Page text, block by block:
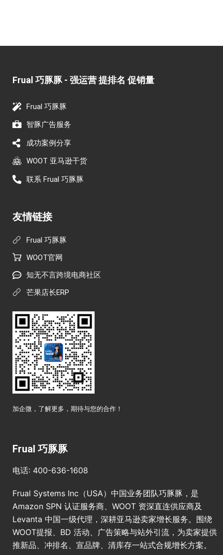
Frual 巧豚豚 - 强运营 提排名 促销量​
Frual 巧豚豚
智豚广告服务
成功案例分享
WOOT 亚马逊干货
联系 Frual 巧豚豚
友情链接
Frual 巧豚豚
WOOT官网
知无不言跨境电商社区
芒果店长ERP
加企微，了解更多，期待与您的合作！
Frual 巧豚豚
电话: 400-636-1608
Frual Systems Inc（USA）中国业务团队巧豚豚，是
Amazon SPN 认证服务商、WOOT 资深直连供应商及
Levanta 中国一级代理，深耕亚马逊卖家增长服务。围绕
WOOT提报、BD 活动、广告策略与站外引流，为卖家提供
推新品、冲排名、宣品牌、清库存一站式合规增长方案。